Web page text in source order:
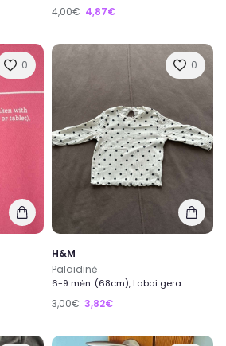
4,00€ 4,87€
0 0
H&M
Palaidinė
6-9 mėn. (68cm), Labai gera
3,00€ 3,82€